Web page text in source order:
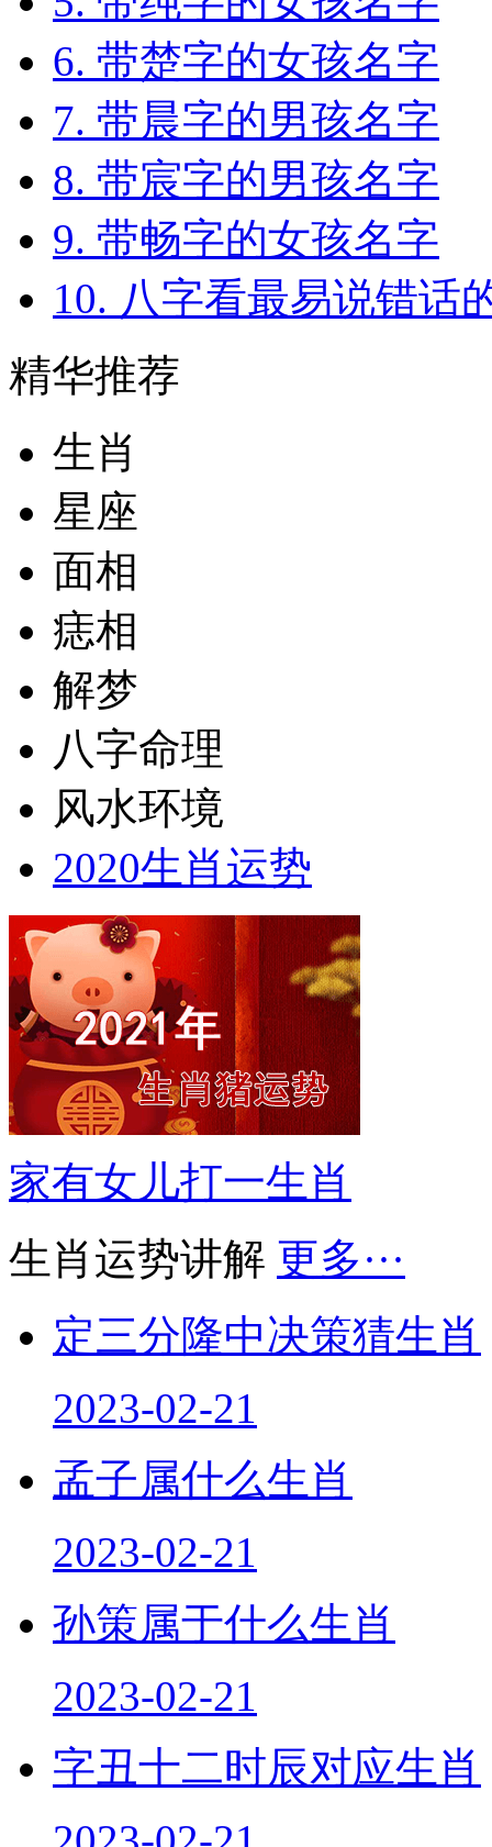
6. 带楚字的女孩名字
7. 带晨字的男孩名字
8. 带宸字的男孩名字
9. 带畅字的女孩名字
10. 八字看最易说错话
精华推荐
生肖
星座
面相
痣相
解梦
八字命理
风水环境
2020生肖运势
家有女儿打一生肖
生肖运势讲解 更多···
定三分隆中决策猜生肖
2023-02-21
孟子属什么生肖
2023-02-21
孙策属于什么生肖
2023-02-21
字丑十二时辰对应生肖